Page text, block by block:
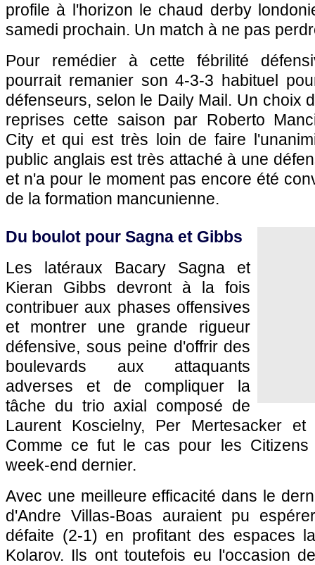
profile à l'horizon le chaud derby
samedi prochain. Un match à ne pas
Pour remédier à cette fébrilité
pourrait remanier son 4-3-3 habituel
défenseurs, selon le Daily Mail. Un choix
reprises cette saison par Roberto
City et qui est très loin de faire
public anglais est très attaché à une
et n'a pour le moment pas encore été
de la formation mancunienne.
Du boulot pour Sagna et Gibbs
Les latéraux Bacary Sagna et
Kieran Gibbs devront à la fois
contribuer aux phases offensives
et montrer une grande rigueur
défensive, sous peine d'offrir des
boulevards aux attaquants
adverses et de compliquer la
tâche du trio axial composé de
Laurent Koscielny, Per Mertesacker et
Comme ce fut le cas pour les
week-end dernier.
Avec une meilleure efficacité dans le
d'Andre Villas-Boas auraient pu
défaite (2-1) en profitant des espaces
Kolarov. Ils ont toutefois eu l'occasion